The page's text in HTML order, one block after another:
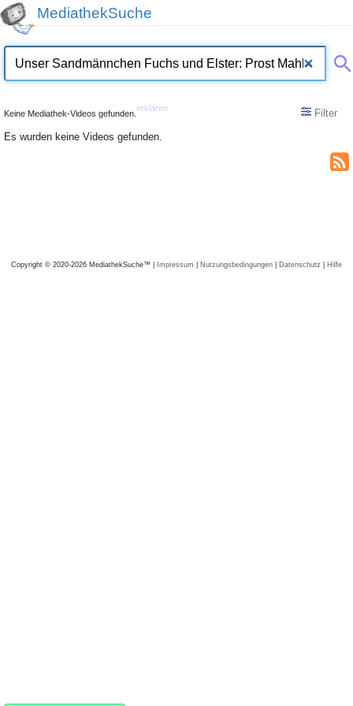
MediathekSuche
Keine Mediathek-Videos gefunden.
erklären
Filter
Es wurden keine Videos gefunden.
Copyright © 2020-2026 MediathekSuche™ | Impressum | Nutzungsbedingungen | Datenschutz | Hilfe